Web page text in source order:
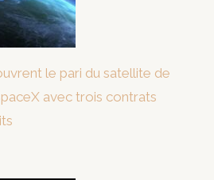
le pari du satellite de
avec trois contrats